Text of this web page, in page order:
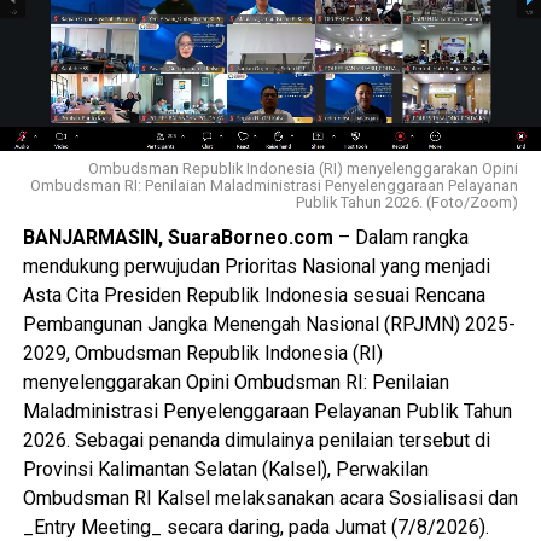
pengelolaan energi, dan penguatan usaha mikro. Mudah-
mudahan, kesempatan ini dapat kita manfaatkan sebaik-
baiknya. Untuk saling bertukar pengalaman, gagasan, serta
bagaimana sebuah inovasi diputuskan, dibiayai, dan
dipertahankan,” harap Sekdaprov Kalsel, M. Syarifuddin.
Selain itu menurut M. Syarifuddin, Visitasi Kepemimpinan
dengan cepat kendala yang dihadapi, bukan hanya
keberhasilannya saja.
Sementara itu, Sekdaprov Jawa Timur, Adhy Karyono
menyambut baik visitasi yang dilakukan oleh peserta PKN
Angkatan XVIII asal Kalimantan Selatan ini.
“Kami terimakasih, Jawa Timur sudah menjadi lokasi
visitasi. Kami akan siapkan agar bisa dipelajari masing-
masing lokus yang dituju para peserta. Selain itu, kami juga
memberikan kesempatan kepada peserta untuk bisa
Ombudsman Republik Indonesia (RI) menyelenggarakan Opini
Ombudsman RI: Penilaian Maladministrasi Penyelenggaraan Pelayanan
Publik Tahun 2026. (Foto/Zoom)
BANJARMASIN, SuaraBorneo.com – Dalam rangka
mendukung perwujudan Prioritas Nasional yang menjadi
Asta Cita Presiden Republik Indonesia sesuai Rencana
Pembangunan Jangka Menengah Nasional (RPJMN) 2025-
2029, Ombudsman Republik Indonesia (RI)
menyelenggarakan Opini Ombudsman RI: Penilaian
Maladministrasi Penyelenggaraan Pelayanan Publik Tahun
2026. Sebagai penanda dimulainya penilaian tersebut di
Provinsi Kalimantan Selatan (Kalsel), Perwakilan
Ombudsman RI Kalsel melaksanakan acara Sosialisasi dan
_Entry Meeting_ secara daring, pada Jumat (7/8/2026).